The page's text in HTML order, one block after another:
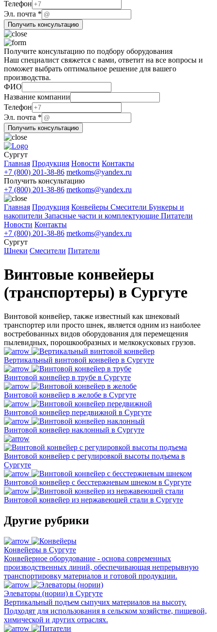
Телефон
Название
ФИО
почта
Эл. почта *
Получить консультацию
Получите консультацию по подбору оборудования
Наш специалист свяжется с вами, ответит на все вопросы и
поможет выбрать оптимальное решение для вашего
производства.
ФИО
Название
почта
Эл.
Название компании
Телефон
Эл. почта *
Получить консультацию
Сургут
Главная Продукция Новости Контакты
+7 (800) 201-38-86 metkoms@yandex.ru
Получить консультацию
+7 (800) 201-38-86 metkoms@yandex.ru
Главная Продукция Конвейеры Смесители Бункеры и
накопители Запасные части и комплектующие Питатели
Новости Контакты
+7 (800) 201-38-86 metkoms@yandex.ru
Сургут
Шнеки Смесители Питатели
Винтовые конвейеры
(транспортеры) в Сургуте
Винтовой конвейер, также известный как шнековый
транспортер или просто шнек, является одним из наиболее
востребованных видов оборудования для перемещения
пылевидных, порошкообразных и мелкокусковых грузов.
Вертикальный винтовой конвейер в Сургуте
Винтовой конвейер в трубе в Сургуте
Винтовой конвейер в желобе в Сургуте
Винтовой конвейер передвижной в Сургуте
Винтовой конвейер наклонный в Сургуте
Винтовой конвейер с регулировкой высоты подъема в
Сургуте
Винтовой конвейер с бесстержневым шнеком в Сургуте
Винтовой конвейер из нержавеющей стали в Сургуте
Другие рубрики
Конвейеры в Сургуте
Конвейерное оборудование - основа современных
производственных линий, обеспечивающая непрерывную
транспортировку материалов и готовой продукции.
Элеваторы (нории) в Сургуте
Вертикальный подъем сыпучих материалов на высоту.
Подходят для использования в сельском хозяйстве, пищевой,
химической и других отраслях.